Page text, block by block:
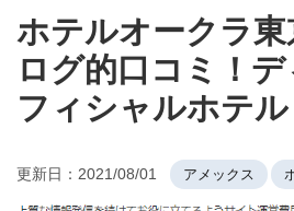
ホテルオークラ
ログ的口コミ！
フィシャルホテル
更新日： 2021/08/01 アメックス